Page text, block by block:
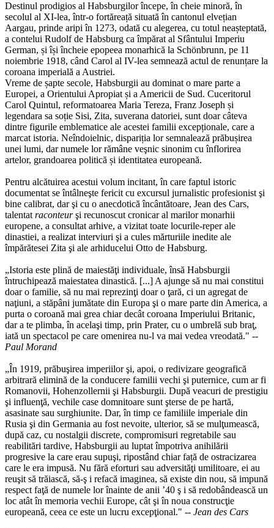
Destinul prodigios al Habsburgilor începe, în cheie minoră, în
secolul al XI-lea, într-o fortăreață situată în cantonul elvețian
Aargau, prinde aripi în 1273, odată cu alegerea, cu totul neașteptată,
a contelui Rudolf de Habsburg ca împărat al Sfântului Imperiu
German, și își încheie epopeea monarhică la Schönbrunn, pe 11
noiembrie 1918, când Carol al IV-lea semnează actul de renunțare la
coroana imperială a Austriei.
Vreme de șapte secole, Habsburgii au dominat o mare parte a
Europei, a Orientului Apropiat și a Americii de Sud. Cuceritorul
Carol Quintul, reformatoarea Maria Tereza, Franz Joseph și
legendara sa soție Sisi, Zita, suverana datoriei, sunt doar câteva
dintre figurile emblematice ale acestei familii excepționale, care a
marcat istoria. Neîndoielnic, dispariția lor semnalează prăbușirea
unei lumi, dar numele lor rămâne veşnic sinonim cu înflorirea
artelor, grandoarea politică și identitatea europeană.
Pentru alcătuirea acestui volum incitant, în care faptul istoric
documentat se întâlneşte fericit cu excursul jurnalistic profesionist şi
bine calibrat, dar şi cu o anecdotică încântătoare, Jean des Cars,
talentat raconteurşi recunoscut cronicar al marilor monarhii
europene, a consultat arhive, a vizitat toate locurile-reper ale
dinastiei, a realizat interviuri şi a cules mărturiile inedite ale
împărătesei Zita şi ale arhiducelui Otto de Habsburg.
„Istoria este plină de maiestăţi individuale, însă Habsburgii
întruchipează maiestatea dinastică. [...] A ajunge să nu mai constitui
doar o familie, să nu mai reprezinţi doar o ţară, ci un agregat de
naţiuni, a stăpâni jumătate din Europa şi o mare parte din America, a
purta o coroană mai grea chiar decât coroana Imperiului Britanic,
dar a te plimba, în acelaşi timp, prin Prater, cu o umbrelă sub braţ,
iată un spectacol pe care omenirea nu‑l va mai vedea vreodată." --
Paul Morand
„În 1919, prăbuşirea imperiilor şi, apoi, o redivizare geografică
arbitrară elimină de la conducere familii vechi şi puternice, cum ar fi
Romanovii, Hohenzollernii şi Habsburgii. După veacuri de prestigiu
şi influenţă, vechile case domnitoare sunt şterse de pe hartă,
asasinate sau surghiunite. Dar, în timp ce familiile imperiale din
Rusia şi din Germania au fost nevoite, ulterior, să se mulţumească,
după caz, cu nostalgii discrete, compromisuri regretabile sau
reabilitări tardive, Habsburgii au luptat împotriva anihilării
progresive la care erau supuşi, ripostând chiar față de ostracizarea
care le era impusă. Nu fără eforturi sau adversităţi umilitoare, ei au
reuşit să trăiască, să‑ş i refacă imaginea, să existe din nou, să impună
respect faţă de numele lor înainte de anii ’40 ş i să redobândească un
loc atât în memoria vechii Europe, cât şi în noua construcţie
europeană, ceea ce este un lucru excepţional." -- Jean des Cars